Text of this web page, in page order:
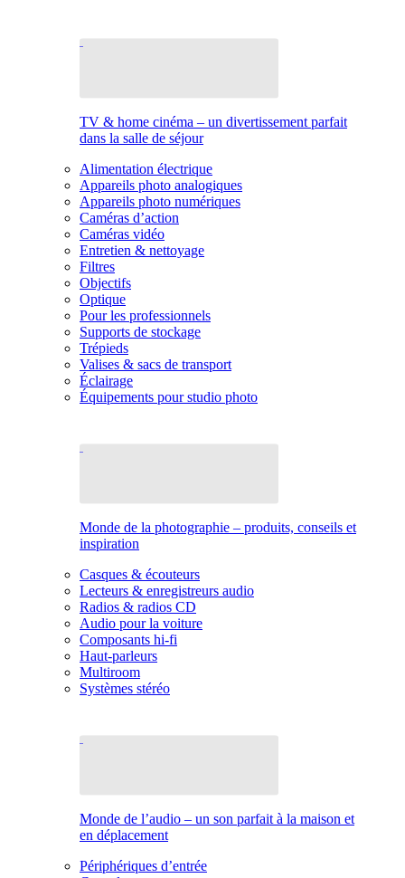
TV & home cinéma – un divertissement parfait
dans la salle de séjour
Alimentation électrique
Appareils photo analogiques
Appareils photo numériques
Caméras d’action
Caméras vidéo
Entretien & nettoyage
Filtres
Objectifs
Optique
Pour les professionnels
Supports de stockage
Trépieds
Valises & sacs de transport
Éclairage
Équipements pour studio photo
Monde de la photographie – produits, conseils et
inspiration
Casques & écouteurs
Lecteurs & enregistreurs audio
Radios & radios CD
Audio pour la voiture
Composants hi-fi
Haut-parleurs
Multiroom
Systèmes stéréo
Monde de l’audio – un son parfait à la maison et
en déplacement
Périphériques d’entrée